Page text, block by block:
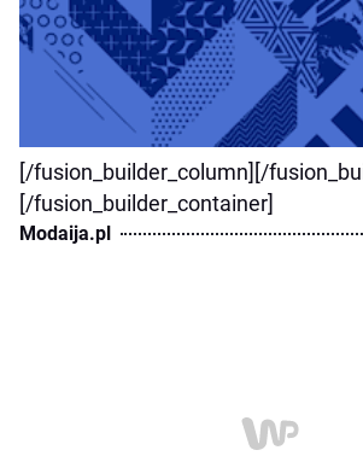
[/fusion_builder_column][/
[/fusion_builder_container]
Modaija.pl